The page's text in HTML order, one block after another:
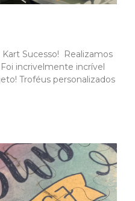
Sucesso! Realizamos
incrivelmente incrível
Troféus personalizados